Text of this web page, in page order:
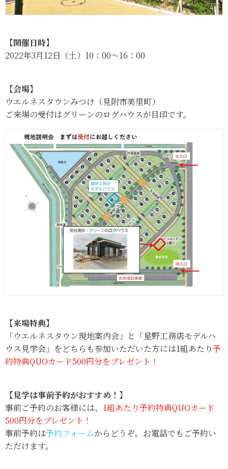
【開催日時】
2022年3月12日（土）10：00～16：00
【会場】
ウエルネスタウンみつけ（見附市美里町）
ご来場の受付はグリーンのログハウスが目印です。
【来場特典】
「ウエルネスタウン現地案内会」と「星野工務店モデルハ
ウス見学会」をどちらも参加いただいた方には1組あたり予
約特典QUOカード500円分をプレゼント！
【見学は事前予約がおすすめ！】
事前ご予約のお客様には、 1組あたり予約特典QUOカード
500円分をプレゼント！
事前予約は予約フォームからどうぞ。お電話でもご予約い
ただけます。